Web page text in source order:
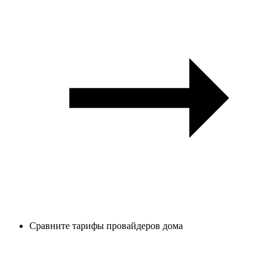
Сравните тарифы провайдеров дома